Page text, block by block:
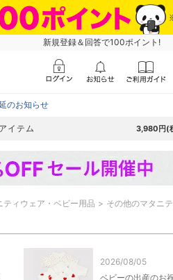
新規登録＆回答で100ポイント!
のお知らせ
イテム 3,980円(
ティウェア・ベビー用品 その他のマタニ
2026/08/05
ベビーの出産のお